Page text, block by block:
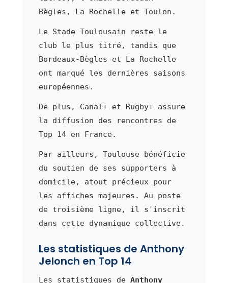
Bègles, La Rochelle et Toulon.
Le Stade Toulousain reste le
club le plus titré, tandis que
Bordeaux-Bègles et La Rochelle
ont marqué les dernières saisons
européennes.
De plus, Canal+ et Rugby+ assure
la diffusion des rencontres de
Top 14 en France.
Par ailleurs, Toulouse bénéficie
du soutien de ses supporters à
domicile, atout précieux pour
les affiches majeures. Au poste
de troisième ligne, il s'inscrit
dans cette dynamique collective.
Les statistiques de Anthony
Jelonch en Top 14
Les statistiques de Anthony